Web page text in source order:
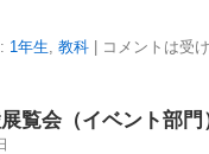
1年生, 教科 コメントは受
覧会（イベント部門